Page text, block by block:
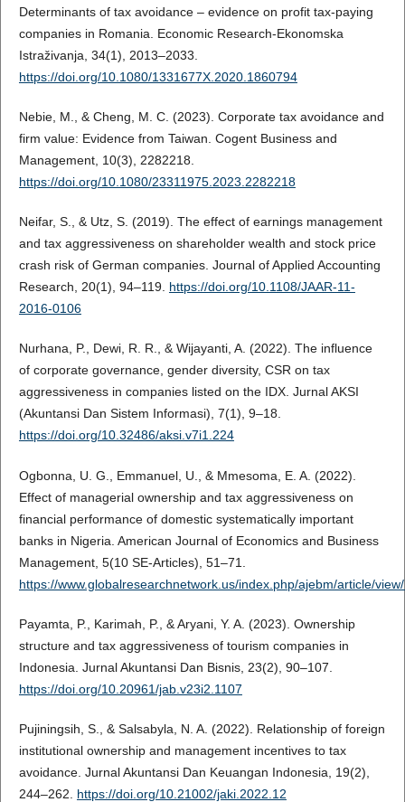
Determinants of tax avoidance – evidence on profit tax-paying
companies in Romania. Economic Research-Ekonomska
Istraživanja, 34(1), 2013–2033.
https://doi.org/10.1080/1331677X.2020.1860794
Nebie, M., & Cheng, M. C. (2023). Corporate tax avoidance and
firm value: Evidence from Taiwan. Cogent Business and
Management, 10(3), 2282218.
https://doi.org/10.1080/23311975.2023.2282218
Neifar, S., & Utz, S. (2019). The effect of earnings management
and tax aggressiveness on shareholder wealth and stock price
crash risk of German companies. Journal of Applied Accounting
Research, 20(1), 94–119. https://doi.org/10.1108/JAAR-11-
2016-0106
Nurhana, P., Dewi, R. R., & Wijayanti, A. (2022). The influence
of corporate governance, gender diversity, CSR on tax
aggressiveness in companies listed on the IDX. Jurnal AKSI
(Akuntansi Dan Sistem Informasi), 7(1), 9–18.
https://doi.org/10.32486/aksi.v7i1.224
Ogbonna, U. G., Emmanuel, U., & Mmesoma, E. A. (2022).
Effect of managerial ownership and tax aggressiveness on
financial performance of domestic systematically important
banks in Nigeria. American Journal of Economics and Business
Management, 5(10 SE-Articles), 51–71.
https://www.globalresearchnetwork.us/index.php/ajebm/article/
Payamta, P., Karimah, P., & Aryani, Y. A. (2023). Ownership
structure and tax aggressiveness of tourism companies in
Indonesia. Jurnal Akuntansi Dan Bisnis, 23(2), 90–107.
https://doi.org/10.20961/jab.v23i2.1107
Pujiningsih, S., & Salsabyla, N. A. (2022). Relationship of foreign
institutional ownership and management incentives to tax
avoidance. Jurnal Akuntansi Dan Keuangan Indonesia, 19(2),
244–262. https://doi.org/10.21002/jaki.2022.12